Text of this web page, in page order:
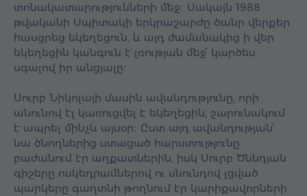
տոնակատարությունների մեջ։ Սակայն 1988
թվականի Սպիտակի երկրաշարժը ծանր վերքեր
հասցրեց եկեղեցուն, և այդ ժամանակից ի վեր
եկեղեցին կանգուն է լռության մեջ՝ կարծես
սգալով իր անցյալը։
Սուրբ Նիկոլայի մասին ավանդությունը, որի
անունով էլ կառուցվել է եկեղեցին, շարունակում
է ապրել մինչև այսօր։ Ըստ այդ ավանդության՝
նա ծնողներից ստացած հարստությունը
բաժանում էր աղքատներին, իսկ Սուրբ Ծննդյան
գիշերը ոսկեդրամներով ու սնունդով լցված
պարկերը գաղտնի թողնում էր կարիքավորների